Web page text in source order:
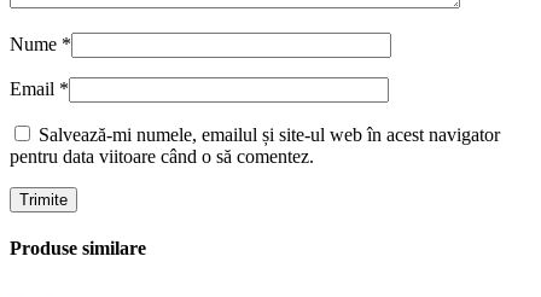
Nume *
Email *
Salvează-mi numele, emailul și site-ul web în acest navigator
pentru data viitoare când o să comentez.
Produse similare